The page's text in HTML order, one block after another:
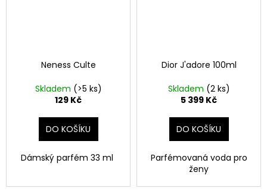
Neness Culte
Skladem (>5 ks)
129 Kč
DO KOŠÍKU
Dámský parfém 33 ml
Dior J'adore 100ml
Skladem (2 ks)
5 399 Kč
DO KOŠÍKU
Parfémovaná voda pro
ženy